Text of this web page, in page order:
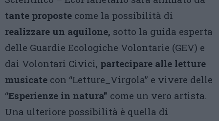
tante proposte come la possibilità di
realizzare un aquilone, sotto la guida esperta
delle Guardie Ecologiche Volontarie (GEV) e
dai Volontari Civici, partecipare alle letture
musicate con “Letture_Virgola” e vivere delle
“Esperienze in natura” come un vero artista.
Una ulteriore possibilità è quella di